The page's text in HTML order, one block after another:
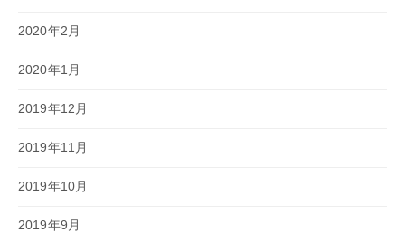
2020年2月
2020年1月
2019年12月
2019年11月
2019年10月
2019年9月